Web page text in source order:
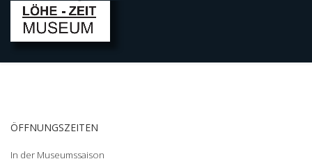
ÖFFNUNGSZEITEN
In der Museumssaison